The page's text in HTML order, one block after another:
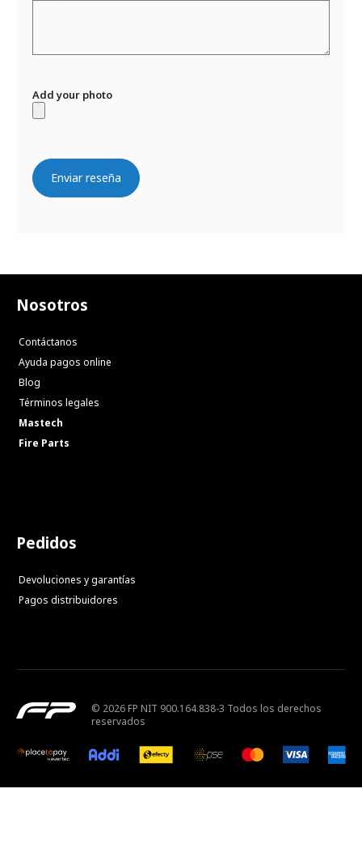
Add your photo
Enviar reseña
Nosotros
Contáctanos
Ayuda pagos online
Blog
Términos legales
Mastech
Fire Parts
Pedidos
Devoluciones y garantías
Pagos distribuidores
© 2026 FP NIT 900.164.838-3 Todos los derechos
reservados